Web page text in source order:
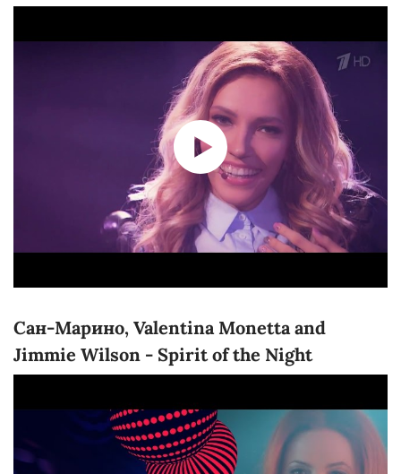
Сан-Марино, Valentina Monetta and
Jimmie Wilson - Spirit of the Night